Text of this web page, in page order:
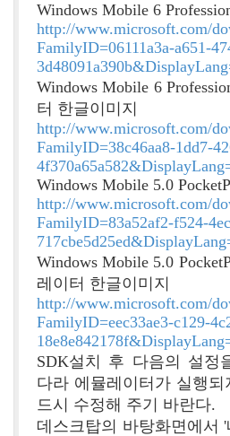
Windows Mobile 6
http://www.microsoft.com/
FamilyID=06111a3a-a651-
Windows Mobile 6
터 한글이미지
http://www.microsoft.com/
FamilyID=38c46aa8-1dd7-
Windows Mobile 5.0
http://www.microsoft.com/
FamilyID=83a52af2-f524-
Windows Mobile 5.0
레이터 한글이미지
http://www.microsoft.com/
FamilyID=eec33ae3-c129-
SDK설치 후 다음의 설정
다라 에뮬레이터가 실행
드시 수정해 주기 바란다.
데스크탑의 바탕화면에